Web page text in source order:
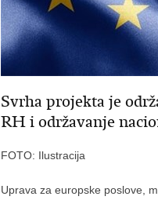
Svrha projekta je
RH i održavanje
FOTO: Ilustracija
Uprava za europske poslove,